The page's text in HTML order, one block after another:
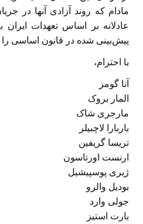
مادام که روند آزادی آنها در
عادلانه‌ بر اساس تعهدات
پیش‌بینی شده در قانون اساسی را
با احترام،
آنا گومز
المار بروک
مارجری شاک
باربارا لاچبیلر
تریسا گریفین
ارنست اورتاسون
ژیری پوسپیشیل
بودیل والرو
جولی وارد
بارت استیز